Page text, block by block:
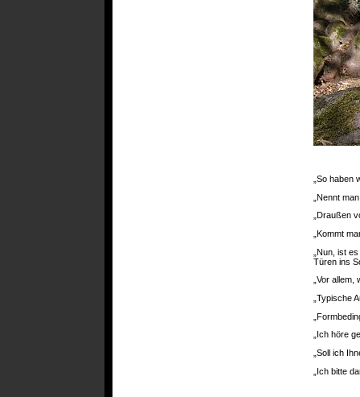
„So
„Nennt
„Draußen
„Kommt
„Nun, ist
Türen ins
„Vor allem,
„Typische
„Ich höre
„Soll ich
„Ich bitte